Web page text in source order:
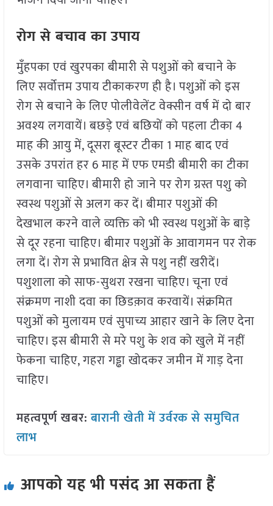
रोग से बचाव का उपाय
मुँहपका एवं खुरपका बीमारी से पशुओं को बचाने के
लिए सर्वोत्तम उपाय टीकाकरण ही है। पशुओं को इस
रोग से बचाने के लिए पोलीवेलेंट वेक्सीन वर्ष में दो बार
अवश्य लगवायें। बछड़े एवं बछियों को पहला टीका 4
माह की आयु में, दूसरा बूस्टर टीका 1 माह बाद एवं
उसके उपरांत हर 6 माह में एफ एमडी बीमारी का टीका
लगवाना चाहिए। बीमारी हो जाने पर रोग ग्रस्त पशु को
स्वस्थ पशुओं से अलग कर दें। बीमार पशुओं की
देखभाल करने वाले व्यक्ति को भी स्वस्थ पशुओं के बाड़े
से दूर रहना चाहिए। बीमार पशुओं के आवागमन पर रोक
लगा दें। रोग से प्रभावित क्षेत्र से पशु नहीं खरीदें।
पशुशाला को साफ-सुथरा रखना चाहिए। चूना एवं
संक्रमण नाशी दवा का छिडक़ाव करवायें। संक्रमित
पशुओं को मुलायम एवं सुपाच्य आहार खाने के लिए देना
चाहिए। इस बीमारी से मरे पशु के शव को खुले में नहीं
फेकना चाहिए, गहरा गड्ढा खोदकर जमीन में गाड़ देना
चाहिए।
महत्वपूर्ण खबर:बारानी खेती में उर्वरक से समुचित
लाभ
आपको यह भी पसंद आ सकता हैं